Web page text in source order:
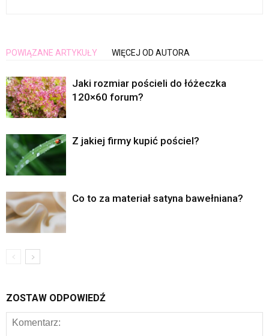
POWIĄZANE ARTYKUŁY WIĘCEJ OD AUTORA
Jaki rozmiar pościeli do łóżeczka
120×60 forum?
Z jakiej firmy kupić pościel?
Co to za materiał satyna bawełniana?
ZOSTAW ODPOWIEDŹ